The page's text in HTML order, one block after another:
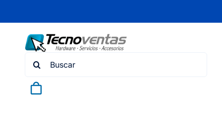
content
Search